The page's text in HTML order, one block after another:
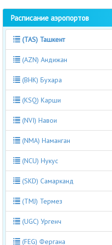
Расписание аэропортов
(TAS) Ташкент
(AZN) Андижан
(BHK) Бухара
(KSQ) Карши
(NVI) Навои
(NMA) Наманган
(NCU) Нукус
(SKD) Самарканд
(TMJ) Термез
(UGC) Ургенч
(FEG) Фергана